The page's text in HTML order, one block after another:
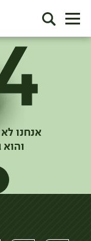
אנחנו